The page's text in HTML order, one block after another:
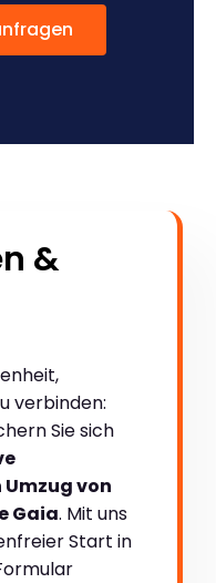
&
verbinden:
Sie sich
von
Gaia. Mit uns
Start in